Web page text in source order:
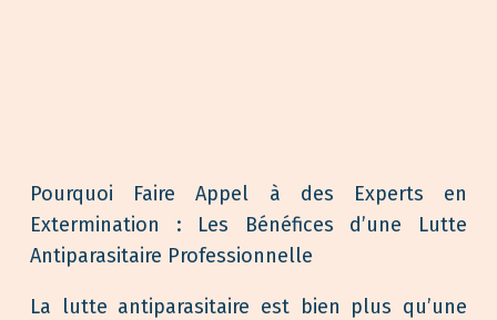
Pourquoi Faire Appel à des Experts en
Extermination : Les Bénéfices d’une Lutte
Antiparasitaire Professionnelle
La lutte antiparasitaire est bien plus qu’une